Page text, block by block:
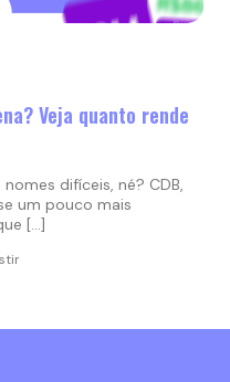
Veja quanto rende
difíceis, né? CDB,
um pouco mais
[…]